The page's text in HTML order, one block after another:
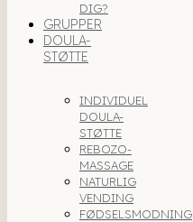
DIG?
GRUPPER
DOULA-
STØTTE
INDIVIDUEL
DOULA-
STØTTE
REBOZO-
MASSAGE
NATURLIG
VENDING
FØDSELSMODNING